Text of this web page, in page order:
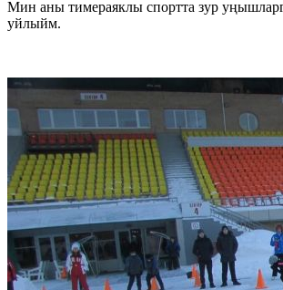
Мин аны тимераяклы спортта зур
уйлыйм.